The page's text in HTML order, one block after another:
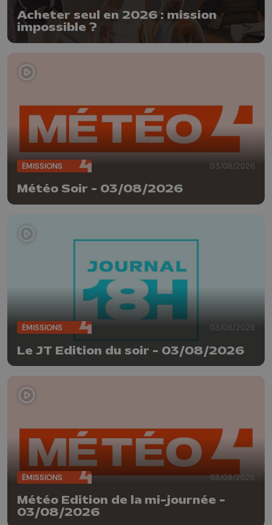
Acheter seul en 2026 : mission
impossible ?
ÉMISSIONS 03/08/2026
Météo Soir - 03/08/2026
ÉMISSIONS 03/08/2026
Le JT Edition du soir - 03/08/2026
ÉMISSIONS 03/08/2026
Météo Edition de la mi-journée -
03/08/2026